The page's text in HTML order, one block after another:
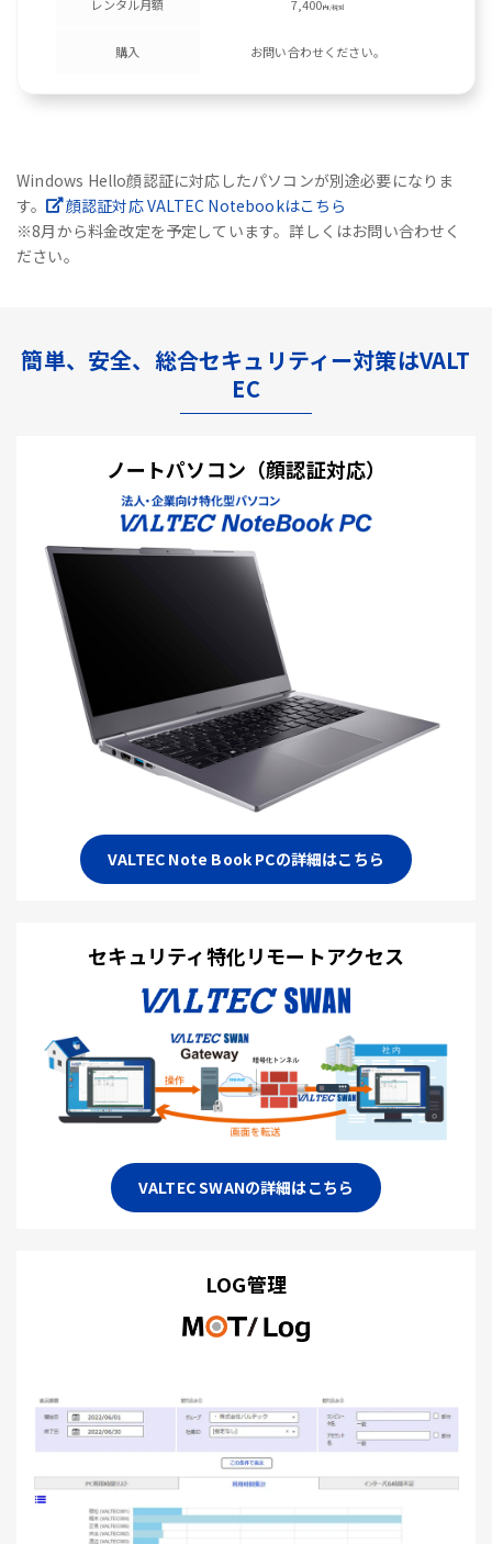
レンタル月額 7,400円/税別
購入 お問い合わせください。
Windows Hello顔認証に対応したパソコンが別途必要になりま
す。
顔認証対応 VALTEC Notebookはこちら
※8月から料金改定を予定しています。詳しくはお問い合わせく
ださい。
簡単、安全、総合セキュリティー対策はVALT
EC
ノートパソコン（顔認証対応）
VALTEC Note Book PCの詳細はこちら
セキュリティ特化リモートアクセス
VALTEC SWANの詳細はこちら
LOG管理